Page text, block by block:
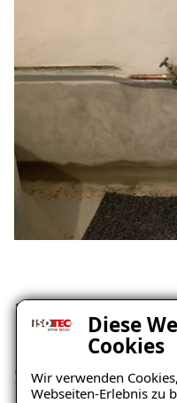
Diese
Cookies
Wir verwenden
Webseiten-Erlebnis zu
Ein trockener
nutzbarer
S.